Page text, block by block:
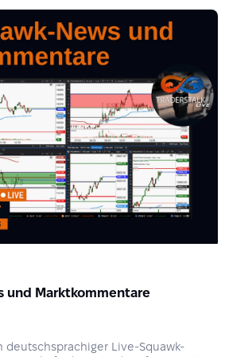
und Marktkommentare
deutschsprachiger Live-Squawk-